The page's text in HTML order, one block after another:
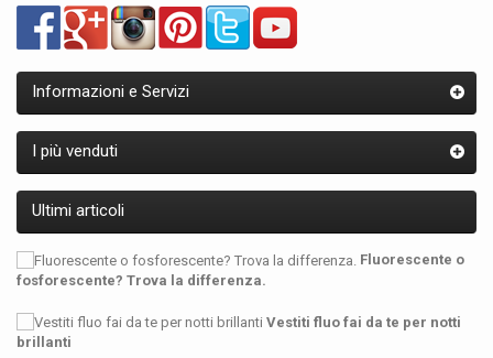
Informazioni e Servizi
I più venduti
Ultimi articoli
Fluorescente o
fosforescente? Trova la differenza.
Vestiti fluo fai da te per notti
brillanti